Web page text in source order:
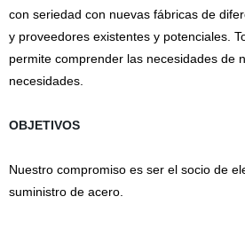
con seriedad con nuevas fábricas de
y proveedores existentes y potenciales.
permite comprender las necesidades de
necesidades.
OBJETIVOS
Nuestro compromiso es ser el socio de
suministro de acero.